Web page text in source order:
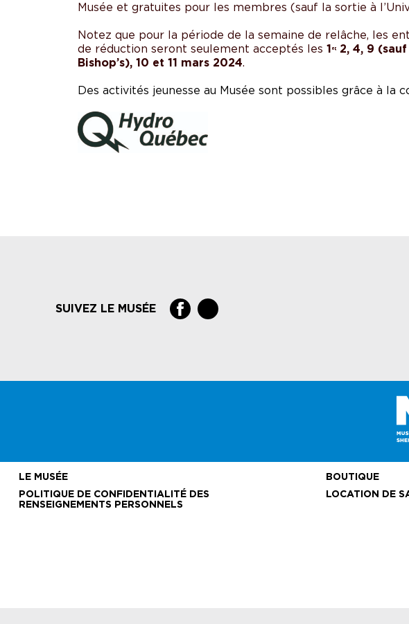
Musée et gratuites pour les membres (sauf la sortie à
Notez que pour la période de la semaine de relâche, les
de réduction seront seulement acceptés les 1 er,
2, 4, 9
Bishop’s), 10 et 11 mars 2024.
Des activités jeunesse au Musée sont possibles grâce à la
SUIVEZ LE MUSÉE
LE MUSÉE
POLITIQUE DE CONFIDENTIALITÉ DES
RENSEIGNEMENTS PERSONNELS
BOUTIQUE
LOCATION DE